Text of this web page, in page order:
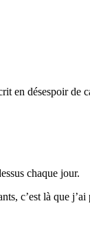
en désespoir de
chaque jour.
c’est là que